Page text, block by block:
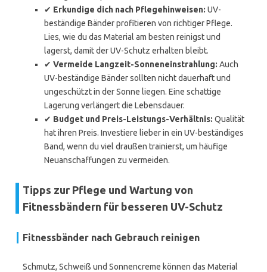
✔ Erkundige dich nach Pflegehinweisen: UV-
beständige Bänder profitieren von richtiger Pflege.
Lies, wie du das Material am besten reinigst und
lagerst, damit der UV-Schutz erhalten bleibt.
✔ Vermeide Langzeit-Sonneneinstrahlung: Auch
UV-beständige Bänder sollten nicht dauerhaft und
ungeschützt in der Sonne liegen. Eine schattige
Lagerung verlängert die Lebensdauer.
✔ Budget und Preis-Leistungs-Verhältnis: Qualität
hat ihren Preis. Investiere lieber in ein UV-beständiges
Band, wenn du viel draußen trainierst, um häufige
Neuanschaffungen zu vermeiden.
Tipps zur Pflege und Wartung von
Fitnessbändern für besseren UV-Schutz
Fitnessbänder nach Gebrauch reinigen
Schmutz, Schweiß und Sonnencreme können das Material